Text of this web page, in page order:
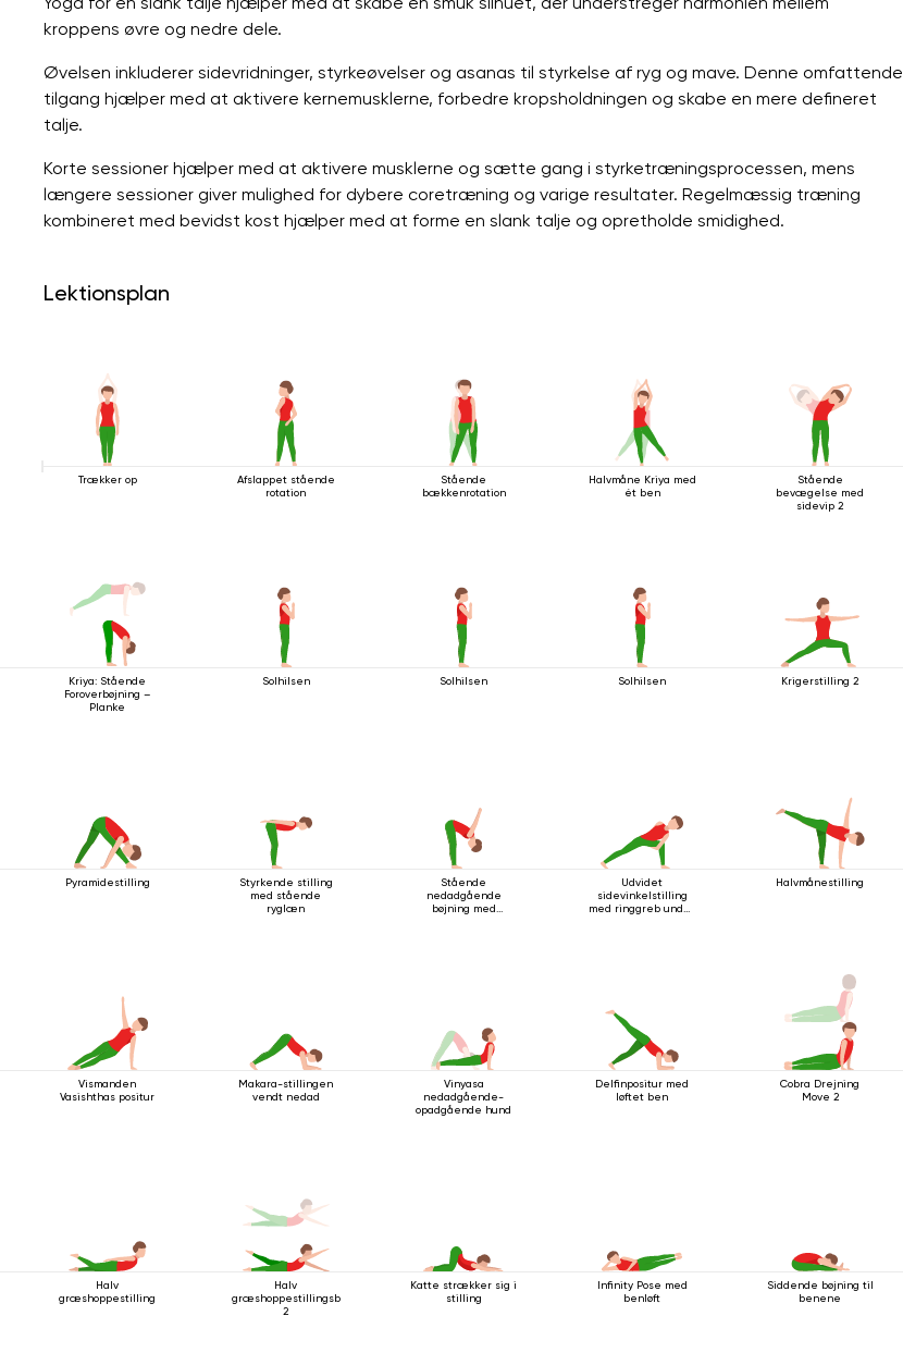
kroppens øvre og nedre dele.
Øvelsen inkluderer sidevridninger, styrkeøvelser og asanas til styrkelse af ryg og mave. Denne omfattende
tilgang hjælper med at aktivere kernemusklerne, forbedre kropsholdningen og skabe en mere defineret
talje.
Korte sessioner hjælper med at aktivere musklerne og sætte gang i styrketræningsprocessen, mens
længere sessioner giver mulighed for dybere coretræning og varige resultater. Regelmæssig træning
kombineret med bevidst kost hjælper med at forme en slank talje og opretholde smidighed.
Lektionsplan
Trækker op
Afslappet stående
rotation
Stående
bækkenrotation
Halvmåne Kriya med
ét ben
Stående
bevægelse med
sidevip 2
Kriya: Stående
Foroverbøjning –
Planke
Solhilsen Solhilsen Solhilsen Krigerstilling 2
Pyramidestilling
Styrkende stilling
med stående
ryglæn
Stående
nedadgående
bøjning med
Udvidet
sidevinkelstilling
med ringgreb under
Halvmånestilling
Vismanden
Vasishthas positur
Makara-stillingen
vendt nedad
Vinyasa
nedadgående-
opadgående hund
Delfinpositur med
løftet ben
Cobra Drejning
Move 2
Halv
græshoppestilling
Halv
græshoppestillingsbevægelse
2
Katte strækker sig i
stilling
Infinity Pose med
benløft
Siddende bøjning til
benene